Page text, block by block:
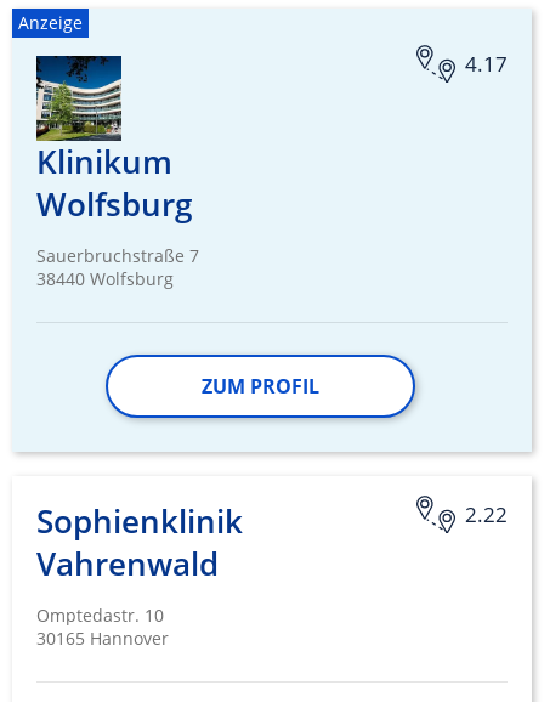
Anzeige
4.17
Klinikum
Wolfsburg
Sauerbruchstraße 7
38440 Wolfsburg
ZUM PROFIL
2.22
Sophienklinik
Vahrenwald
Omptedastr. 10
30165 Hannover